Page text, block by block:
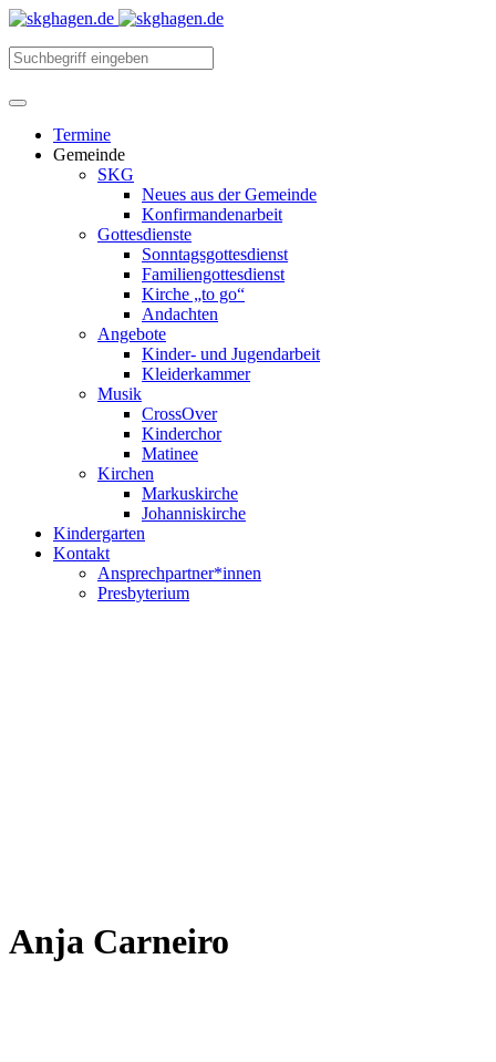
Termine
Gemeinde
SKG
Neues aus der Gemeinde
Konfirmandenarbeit
Gottesdienste
Sonntagsgottesdienst
Familiengottesdienst
Kirche „to go“
Andachten
Angebote
Kinder- und Jugendarbeit
Kleiderkammer
Musik
CrossOver
Kinderchor
Matinee
Kirchen
Markuskirche
Johanniskirche
Kindergarten
Kontakt
Ansprechpartner*innen
Presbyterium
Anja Carneiro